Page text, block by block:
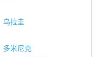
乌拉圭
多米尼克